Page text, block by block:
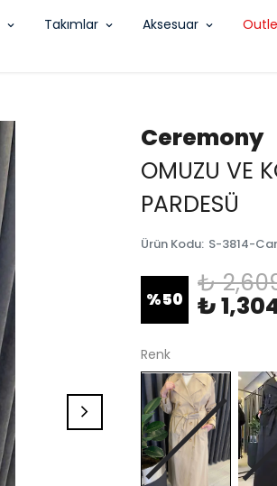
Takımlar Aksesuar
Ceremony
OMUZU VE
PARDESÜ
Ürün Kodu: S-3814-
%50
₺
₺
Renk